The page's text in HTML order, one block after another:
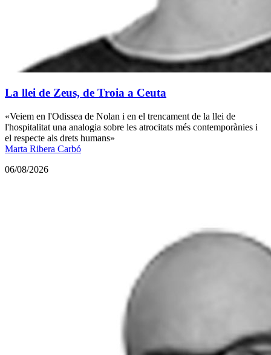
La llei de Zeus, de Troia a Ceuta
«Veiem en l'Odissea de Nolan i en el trencament de la llei de
l'hospitalitat una analogia sobre les atrocitats més contemporànies i
el respecte als drets humans»
Marta Ribera Carbó
06/08/2026